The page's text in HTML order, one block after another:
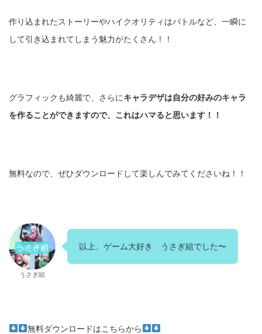
作り込まれたストーリーやハイクオリティはバトルなど、一瞬に
して引き込まれてしまう魅力がたくさん！！
グラフィックも綺麗で、さらにキャラデザは自分の好みのキャラ
を作ることができますので、これはハマると思います！！
無料なので、ぜひダウンロードして楽しんでみてくださいね！！
うさぎ組
以上、ゲーム大好き うさぎ組でした〜
無料ダウンロードはこちらから